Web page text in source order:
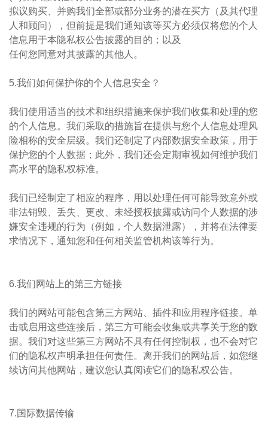
拟议购买、并购我们全部或部分业务的潜在买方（及其代理
人和顾问），但前提是我们通知该等买方必须仅将您的个人
信息用于本隐私权公告披露的目的；以及
任何您同意对其披露的其他人。​​
5.我们如何保护你的个人信息安全？
我们使用适当的技术和组织措施来保护我们收集和处理的您
的个人信息。我们采取的措施旨在提供与您个人信息处理风
险相称的安全层级。我们还制定了内部数据安全政策，用于
保护您的个人数据；此外，我们还会定期审视如何维护我们
高水平的隐私权标准。
我们已经制定了相应的程序，用以处理任何可能导致意外或
非法销毁、丢失、更改、未经授权披露或访问个人数据的涉
嫌安全违规的行为（例如，个人数据泄露），并将在法律要
求情况下，通知您和任何相关监管机构该等行为。
6.我们网站上的第三方链接
我们的网站可能包含第三方网站、插件和应用程序链接。单
击或启用这些连接后，第三方可能会收集或共享关于您的数
据。我们对这些第三方网站不具有任何控制权，也不会对它
们的隐私权声明承担任何责任。离开我们的网站后，如您继
续访问其他网站，建议您认真阅读它们的隐私权公告。
7.国际数据传输